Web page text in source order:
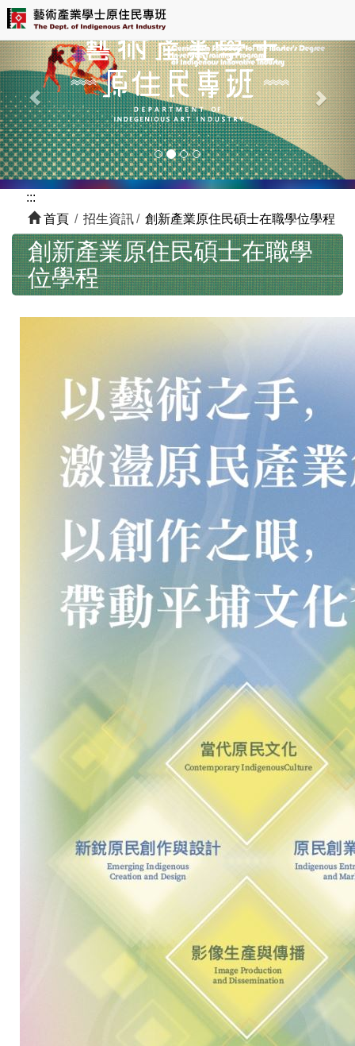
跳
到
主
要
內
容
區
塊
Previous
:::
首頁
招生資訊 創新產業原住民碩士在職學位學程
創新產業原住民碩士在職學
位學程